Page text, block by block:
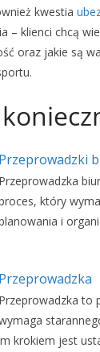
kwestia
– klienci chcą
oraz jakie są
Przeprowadzki
Przeprowadzka
który
i
Przeprowadzka
Przeprowadzka to
krokiem jest